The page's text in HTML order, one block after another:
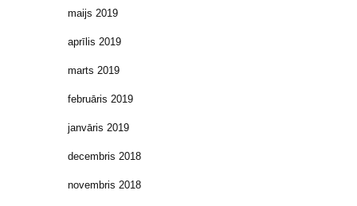
maijs 2019
aprīlis 2019
marts 2019
februāris 2019
janvāris 2019
decembris 2018
novembris 2018